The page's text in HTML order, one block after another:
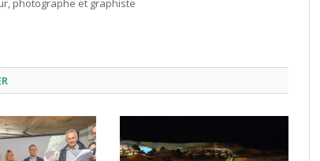
photographe et graphiste